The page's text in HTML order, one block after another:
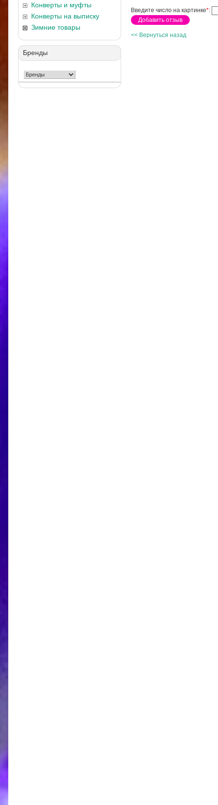
Конверты и муфты
Конверты на выписку
Зимние товары
Бренды
Введите число на картинке*:
<< Вернуться назад